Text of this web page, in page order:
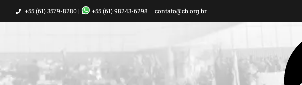
para
+55 (61) 3579-8280 | +55 (61) 98243-6298 | contato@cb.org.br